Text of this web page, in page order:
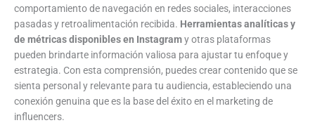
comportamiento de navegación en redes sociales, interacciones
pasadas y retroalimentación recibida. Herramientas analíticas y
de métricas disponibles en Instagramy otras plataformas
pueden brindarte información valiosa para ajustar tu enfoque y
estrategia. Con esta comprensión, puedes crear contenido que se
sienta personal y relevante para tu audiencia, estableciendo una
conexión genuina que es la base del éxito en el marketing de
influencers.